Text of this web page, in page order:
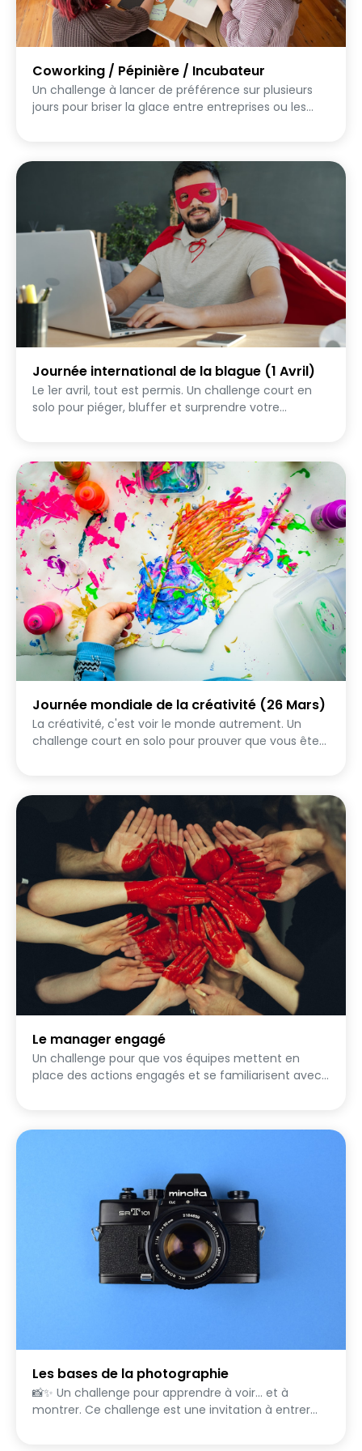
Coworking / Pépinière / Incubateur
Un challenge à lancer de préférence sur plusieurs
jours pour briser la glace entre entreprises ou les
et créer des contenu réutilisable potentiellement
pour de la com. Que les participants soient seul ou
en équipe (représentant une entreprise), chaque
mission est une excuse pour sortir de sa bulle et
s'ouvrir aux autres.
Journée international de la blague (1 Avril)
Le 1er avril, tout est permis. Un challenge court en
solo pour piéger, bluffer et surprendre votre
Journée mondiale de la créativité (26 Mars)
La créativité, c'est voir le monde autrement. Un
challenge court en solo pour prouver que vous êtes
vous avez sous la main.
Le manager engagé
Un challenge pour que vos équipes mettent en
place des actions engagés et se familiarisent avec
Les bases de la photographie
📸✨ Un challenge pour apprendre à voir… et à
montrer. Ce challenge est une invitation à entrer